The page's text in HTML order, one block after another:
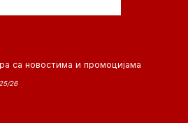
са новостима и промоцијама
26